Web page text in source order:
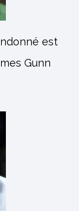
est
Gunn